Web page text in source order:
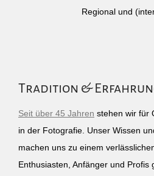
Regional und
Tradition &
Seit über 45 Jahren stehen wir für
in der Fotografie. Unser Wissen
machen uns zu einem
Enthusiasten, Anfänger und